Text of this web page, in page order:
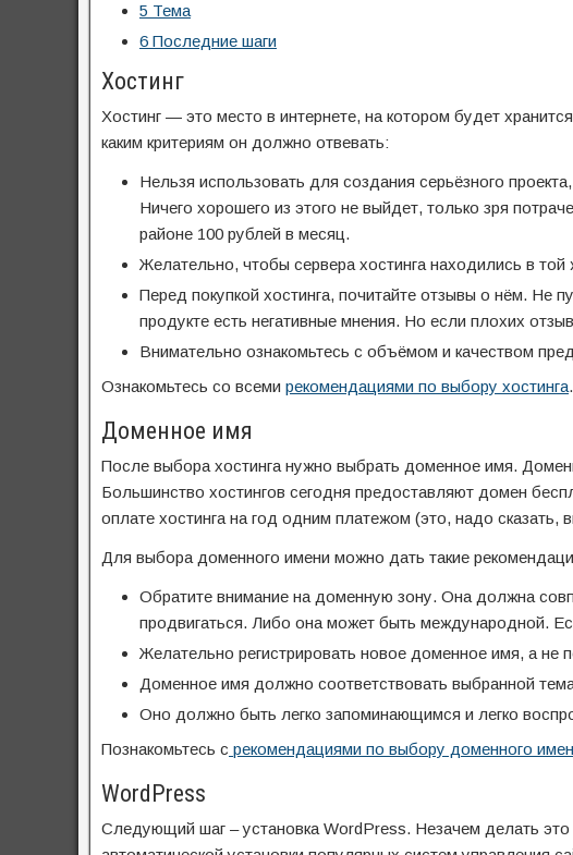
5 Тема
6 Последние шаги
Хостинг
Хостинг — это место в интернете, на котором будет
каким критериям он должно отвевать:
Нельзя использовать для создания серьёзного
Ничего хорошего из этого не выйдет, только зря
районе 100 рублей в месяц.
Желательно, чтобы сервера хостинга находились в той
Перед покупкой хостинга, почитайте отзывы о нём. Не
продукте есть негативные мнения. Но если плохих
Внимательно ознакомьтесь с объёмом и качеством
Ознакомьтесь со всеми рекомендациями по выбору хостинга.
Доменное имя
После выбора хостинга нужно выбрать доменное имя.
Большинство хостингов сегодня предоставляют домен
оплате хостинга на год одним платежом (это, надо сказать,
Для выбора доменного имени можно дать такие
Обратите внимание на доменную зону. Она должна
продвигаться. Либо она может быть международной.
Желательно регистрировать новое доменное имя, а не
Доменное имя должно соответствовать выбранной
Оно должно быть легко запоминающимся и легко
Познакомьтесь с рекомендациями по выбору доменного
WоrdPress
Следующий шаг – установка WordPress. Незачем делать